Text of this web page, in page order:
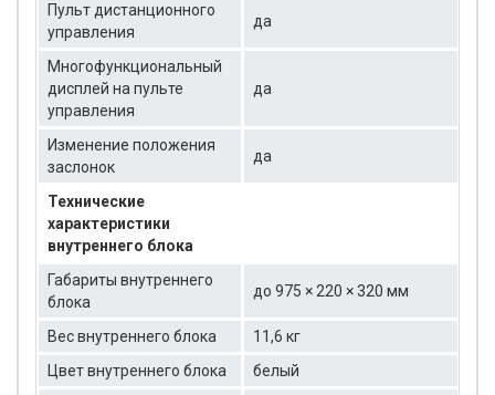
Пульт дистанционного
управления
да
Многофункциональный
дисплей на пульте
управления
да
Изменение положения
заслонок
да
Технические
характеристики
внутреннего блока
Габариты внутреннего
блока
до 975 × 220 × 320 мм
Вес внутреннего блока
11,6 кг
Цвет внутреннего блока
белый